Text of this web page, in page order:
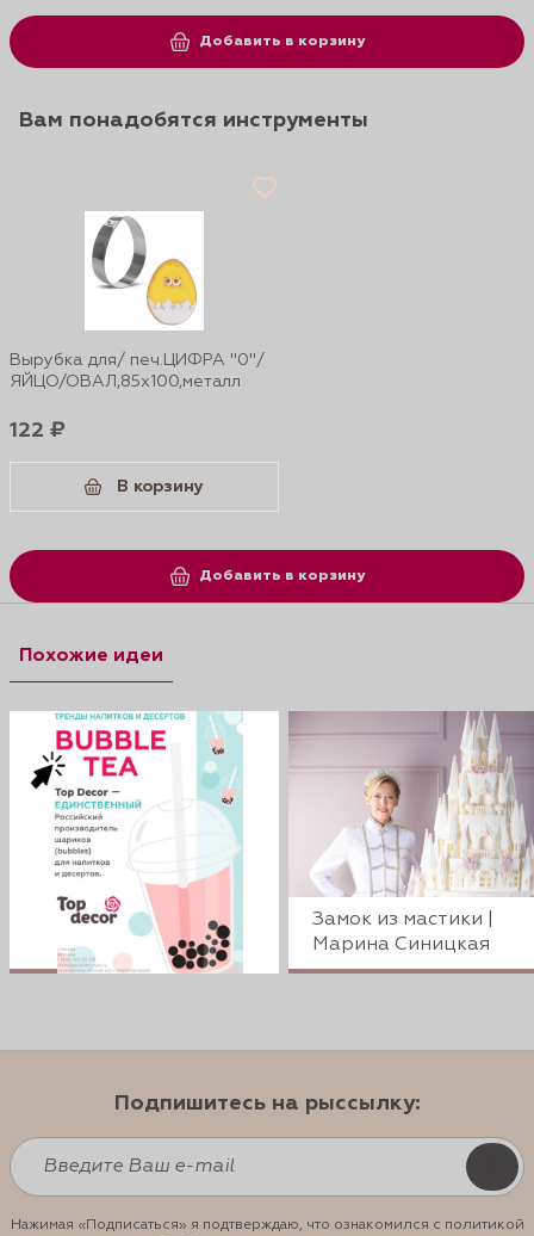
Добавить в корзину
Вам понадобятся инструменты
Вырубка для/ печ.ЦИФРА "0"/
ЯЙЦО/ОВАЛ,85х100,металл
122 ₽
В корзину
Добавить в корзину
Похожие идеи
Замок из мастики |
Марина Синицкая
Подпишитесь на рыссылку:
Нажимая «Подписаться» я подтверждаю, что ознакомился с политикой